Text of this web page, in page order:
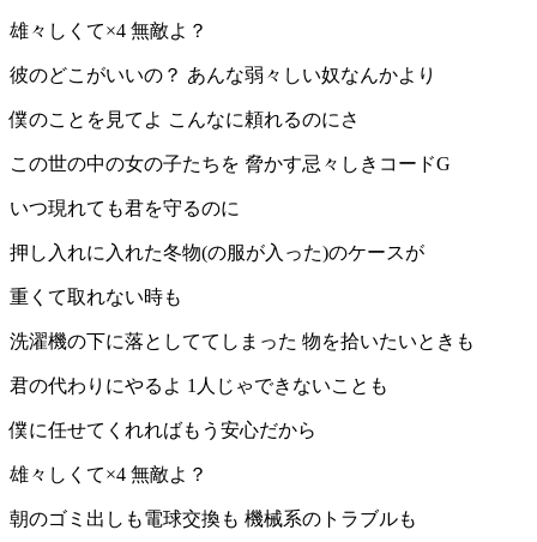
雄々しくて×4 無敵よ？
彼のどこがいいの？ あんな弱々しい奴なんかより
僕のことを見てよ こんなに頼れるのにさ
この世の中の女の子たちを 脅かす忌々しきコードG
いつ現れても君を守るのに
押し入れに入れた冬物(の服が入った)のケースが
重くて取れない時も
洗濯機の下に落としててしまった 物を拾いたいときも
君の代わりにやるよ 1人じゃできないことも
僕に任せてくれればもう安心だから
雄々しくて×4 無敵よ？
朝のゴミ出しも電球交換も 機械系のトラブルも